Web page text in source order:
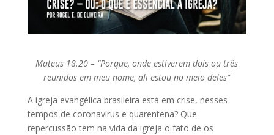
Mateus 18.20 – “Porque, onde estiverem dois ou três
reunidos em meu nome, ali estou no meio deles”
A igreja evangélica brasileira está em crise, nesses
tempos de coronavírus e quarentena? Que
repercussão tem na vida da igreja o fato de os